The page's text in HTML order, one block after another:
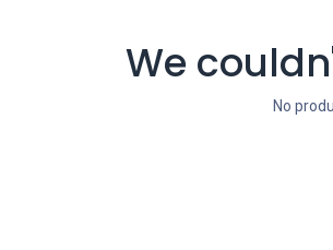
We
No